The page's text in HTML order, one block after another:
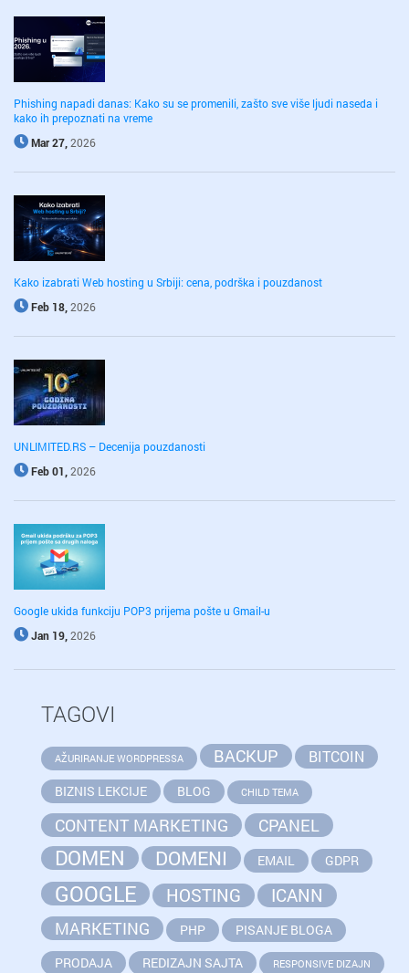
Phishing napadi danas: Kako su se promenili, zašto sve više ljudi naseda i
kako ih prepoznati na vreme
Mar 27,2026
Kako izabrati Web hosting u Srbiji: cena, podrška i pouzdanost
Feb 18,2026
UNLIMITED.RS – Decenija pouzdanosti
Feb 01,2026
Google ukida funkciju POP3 prijema pošte u Gmail-u
Jan 19,2026
TAGOVI
AŽURIRANJE WORDPRESSA BACKUP BITCOIN
BIZNIS LEKCIJE BLOG CHILD TEMA
CONTENT MARKETING CPANEL
DOMEN DOMENI EMAIL GDPR
GOOGLE HOSTING ICANN
MARKETING PHP
PISANJE BLOGA
PRODAJA
REDIZAJN SAJTA RESPONSIVE DIZAJN